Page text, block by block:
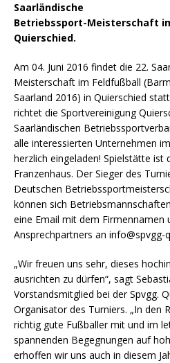
Saarländische
Betriebssport-Meisterschaft
Quierschied.
Am 04. Juni 2016 findet die 22.
Meisterschaft im Feldfußball
Saarland 2016) in Quierschied
richtet die Sportvereinigung
Saarländischen
alle interessierten Unternehmen
herzlich eingeladen! Spielstätte ist
Franzenhaus. Der Sieger des
Deutschen
können sich
eine Email mit dem Firmennamen
Ansprechpartners an info@spvgg-
„Wir freuen uns sehr, dieses
ausrichten zu dürfen“, sagt
Vorstandsmitglied bei der Spvgg.
Organisator des Turniers. „In den
richtig gute Fußballer mit und im
spannenden Begegnungen auf
erhoffen wir uns auch in diesem